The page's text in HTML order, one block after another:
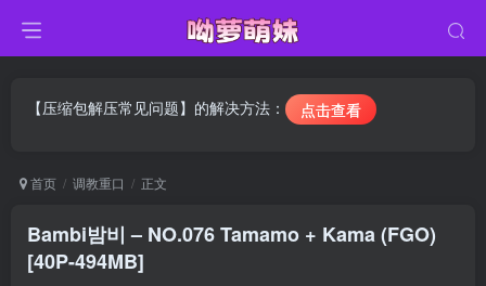
【压缩包解压常见问题】的解决方法： 点击查看
首页 调教重口 正文
Bambi밤비 – NO.076 Tamamo + Kama (FGO)
[40P-494MB]